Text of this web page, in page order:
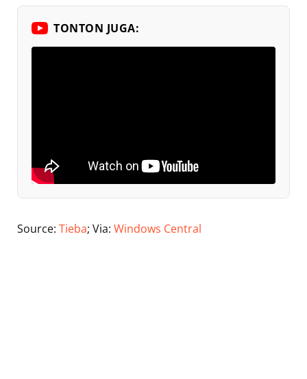
TONTON JUGA:
Source: Tieba; Via: Windows Central